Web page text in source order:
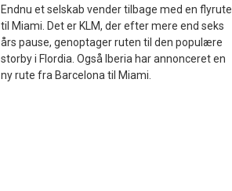
Endnu et selskab vender tilbage med en flyrute
til Miami. Det er KLM, der efter mere end seks
års pause, genoptager ruten til den populære
storby i Flordia. Også Iberia har annonceret en
ny rute fra Barcelona til Miami.